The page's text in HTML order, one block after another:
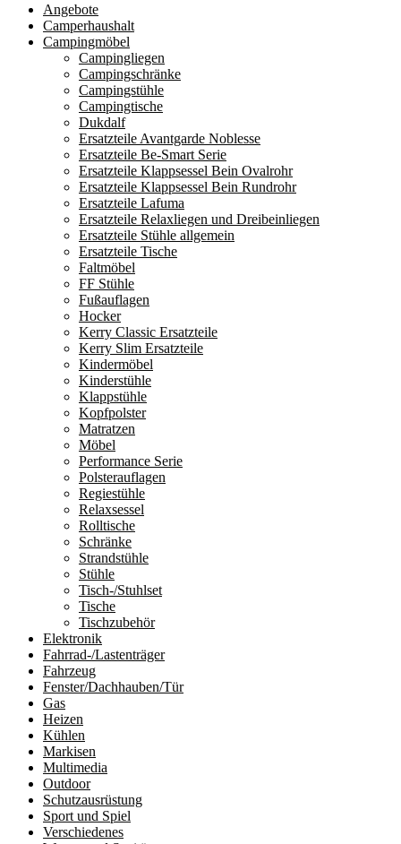
Angebote
Camperhaushalt
Campingmöbel
Campingliegen
Campingschränke
Campingstühle
Campingtische
Dukdalf
Ersatzteile Avantgarde Noblesse
Ersatzteile Be-Smart Serie
Ersatzteile Klappsessel Bein Ovalrohr
Ersatzteile Klappsessel Bein Rundrohr
Ersatzteile Lafuma
Ersatzteile Relaxliegen und Dreibeinliegen
Ersatzteile Stühle allgemein
Ersatzteile Tische
Faltmöbel
FF Stühle
Fußauflagen
Hocker
Kerry Classic Ersatzteile
Kerry Slim Ersatzteile
Kindermöbel
Kinderstühle
Klappstühle
Kopfpolster
Matratzen
Möbel
Performance Serie
Polsterauflagen
Regiestühle
Relaxsessel
Rolltische
Schränke
Strandstühle
Stühle
Tisch-/Stuhlset
Tische
Tischzubehör
Elektronik
Fahrrad-/Lastenträger
Fahrzeug
Fenster/Dachhauben/Tür
Gas
Heizen
Kühlen
Markisen
Multimedia
Outdoor
Schutzausrüstung
Sport und Spiel
Verschiedenes